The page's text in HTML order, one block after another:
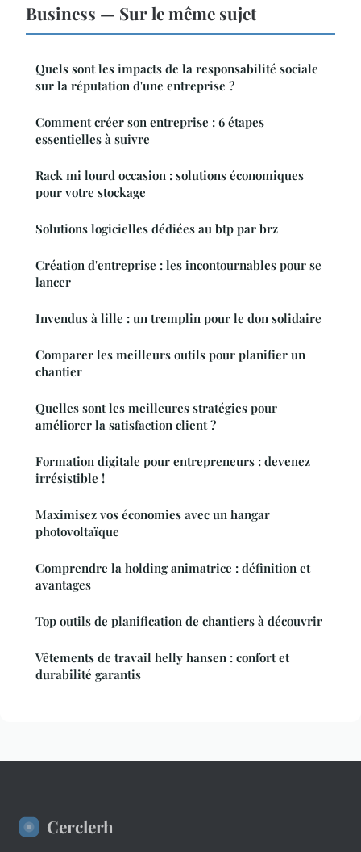
Business — Sur le même sujet
Quels sont les impacts de la responsabilité sociale
sur la réputation d'une entreprise ?
Comment créer son entreprise : 6 étapes
essentielles à suivre
Rack mi lourd occasion : solutions économiques
pour votre stockage
Solutions logicielles dédiées au btp par brz
Création d'entreprise : les incontournables pour se
lancer
Invendus à lille : un tremplin pour le don solidaire
Comparer les meilleurs outils pour planifier un
chantier
Quelles sont les meilleures stratégies pour
améliorer la satisfaction client ?
Formation digitale pour entrepreneurs : devenez
irrésistible !
Maximisez vos économies avec un hangar
photovoltaïque
Comprendre la holding animatrice : définition et
avantages
Top outils de planification de chantiers à découvrir
Vêtements de travail helly hansen : confort et
durabilité garantis
Cerclerh